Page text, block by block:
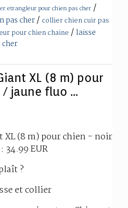
etrangleur pour chien pas cher /
pas cher/ collier chien cuir pas
pour chien chaine /laisse
XL (8 m) pour
jaune fluo ...
XL (8 m) pour chien - noir
EUR
?
et collier